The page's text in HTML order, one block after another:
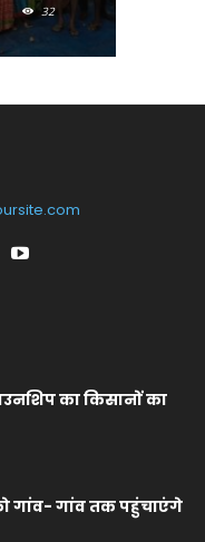
32
का किसानों का
गांव- गांव तक पहुंचाएंगे